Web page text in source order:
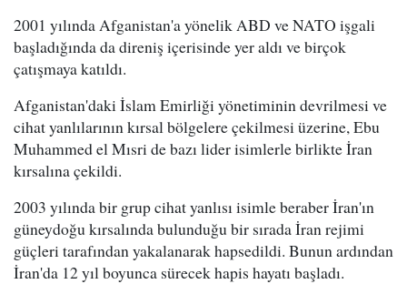
2001 yılında Afganistan'a yönelik ABD ve NATO işgali
başladığında da direniş içerisinde yer aldı ve birçok
çatışmaya katıldı.
Afganistan'daki İslam Emirliği yönetiminin devrilmesi ve
cihat yanlılarının kırsal bölgelere çekilmesi üzerine, Ebu
Muhammed el Mısri de bazı lider isimlerle birlikte İran
kırsalına çekildi.
2003 yılında bir grup cihat yanlısı isimle beraber İran'ın
güneydoğu kırsalında bulunduğu bir sırada İran rejimi
güçleri tarafından yakalanarak hapsedildi. Bunun ardından
İran'da 12 yıl boyunca sürecek hapis hayatı başladı.